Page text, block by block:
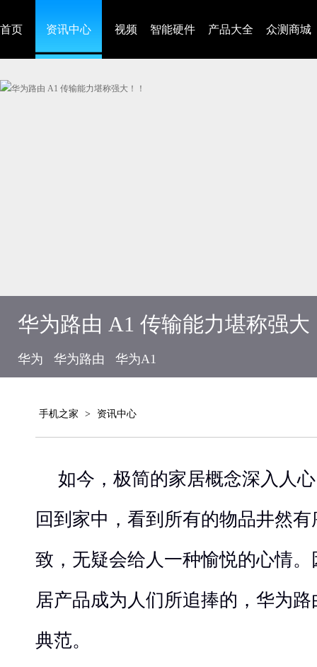
首页 资讯中心 视频 智能硬件 产品大全 众测商城
华为路由 A1 传输能力堪称强大
华为 华为路由 华为A1
手机之家 > 资讯中心
如今，极简的家居概念深入人
回到家中，看到所有的物品井然
致，无疑会给人一种愉悦的心情
居产品成为人们所追捧的，华为
典范。